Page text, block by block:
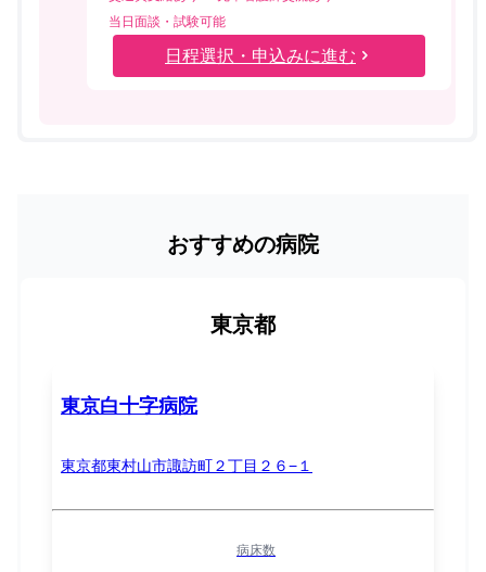
当日面談・試験可能
日程選択・申込みに進む
おすすめの病院
東京都
東京白十字病院
東京都東村山市諏訪町２丁目２６−１
病床数